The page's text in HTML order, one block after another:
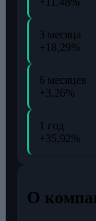
3 месяца
+18,29%
6 месяцев
+3,26%
1 год
+35,92%
О